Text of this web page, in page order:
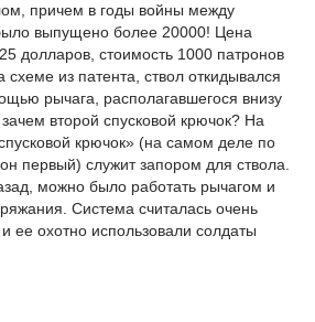
причем в годы войны между
выпущено более 20000! Цена
долларов, стоимость 1000 патронов
схеме из патента, ствол откидывался
рычага, располагавшегося внизу
второй спусковой крючок? На
крючок» (на самом деле по
первый) служит запором для ствола.
можно было работать рычагом и
Система считалась очень
ее охотно использовали солдаты